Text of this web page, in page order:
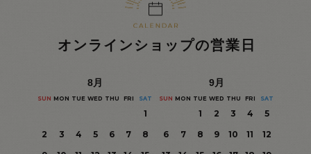
オンラインショップの営業日
8月
SUN MON TUE WED THU FRI SAT
1
2
3 4 5 6 7
8
9月
SUN MON TUE WED THU FRI SAT
1 2 3 4
5
6
7 8 9 10 11
12